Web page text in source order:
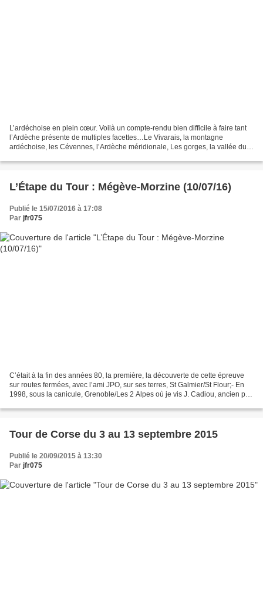
L’ardéchoise en plein cœur. Voilà un compte-rendu bien difficile à faire tant
l’Ardèche présente de multiples facettes…Le Vivarais, la montagne
ardéchoise, les Cévennes, l’Ardèche méridionale, Les gorges, la vallée du
L’Étape du Tour : Mégève-Morzine (10/07/16)
Publié le 15/07/2016 à 17:08
Par jfr075
C’était à la fin des années 80, la première, la découverte de cette épreuve
sur routes fermées, avec l’ami JPO, sur ses terres, St Galmier/St Flour;- En
1998, sous la canicule, Grenoble/Les 2 Alpes où je vis J. Cadiou, ancien pro,
Tour de Corse du 3 au 13 septembre 2015
Publié le 20/09/2015 à 13:30
Par jfr075